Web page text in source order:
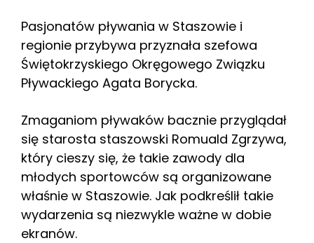
Pasjonatów pływania w Staszowie i
regionie przybywa przyznała szefowa
Świętokrzyskiego Okręgowego Związku
Pływackiego Agata Borycka.
Zmaganiom pływaków bacznie przyglądał
się starosta staszowski Romuald Zgrzywa,
który cieszy się, że takie zawody dla
młodych sportowców są organizowane
właśnie w Staszowie. Jak podkreślił takie
wydarzenia są niezwykle ważne w dobie
ekranów.